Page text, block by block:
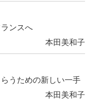
ンスへ
本田美和子
うための新しい一手
本田美和子